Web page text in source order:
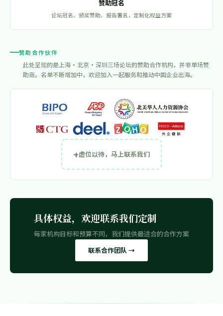
赞助冠名
论坛冠名、颁奖赞助、报告署名，定制化权益方案
赞助合作伙伴
此处呈现的是上海·北京·深圳三场论坛的赞助合作机构，并非单场赞
助商。名单不断增加中，欢迎加入一起服务和推动中国企业出海。
+虚位以待，马上联系我们
具体权益，欢迎联系我们定制
每家机构目标和预算不同，我们提供最适合的合作方案
联系合作团队 →